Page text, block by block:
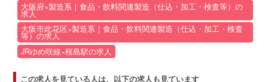
大阪府×製造系｜食品・飲料関連製造（仕込・加工・検査等）の
求人
大阪市此花区×製造系｜食品・飲料関連製造（仕込・加工・検査
等）の求人
JRゆめ咲線×桜島駅の求人
この求人を見ている人は、以下の求人も見ています